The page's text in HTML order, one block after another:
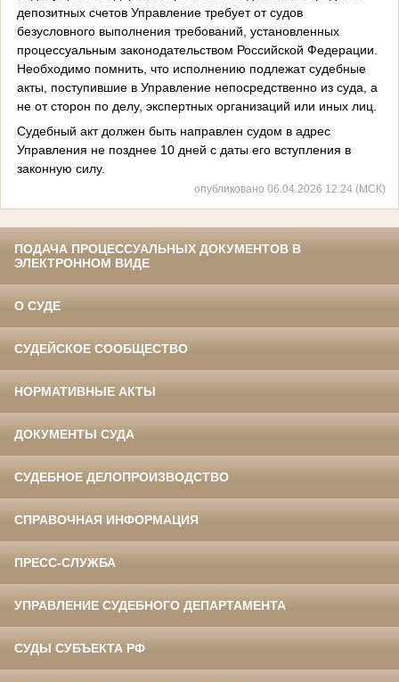
депозитных счетов Управление требует от судов
безусловного выполнения требований, установленных
процессуальным законодательством Российской Федерации.
Необходимо помнить, что исполнению подлежат судебные
акты, поступившие в Управление непосредственно из суда, а
не от сторон по делу, экспертных организаций или иных лиц.
Судебный акт должен быть направлен судом в адрес
Управления не позднее 10 дней с даты его вступления в
законную силу.
опубликовано 06.04.2026 12:24 (МСК)
ПОДАЧА ПРОЦЕССУАЛЬНЫХ ДОКУМЕНТОВ В
ЭЛЕКТРОННОМ ВИДЕ
О СУДЕ
СУДЕЙСКОЕ СООБЩЕСТВО
НОРМАТИВНЫЕ АКТЫ
ДОКУМЕНТЫ СУДА
СУДЕБНОЕ ДЕЛОПРОИЗВОДСТВО
СПРАВОЧНАЯ ИНФОРМАЦИЯ
ПРЕСС-СЛУЖБА
УПРАВЛЕНИЕ СУДЕБНОГО ДЕПАРТАМЕНТА
СУДЫ СУБЪЕКТА РФ